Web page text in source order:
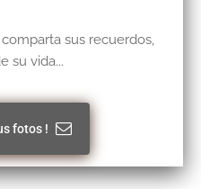
sus recuerdos,
su vida...
fotos !